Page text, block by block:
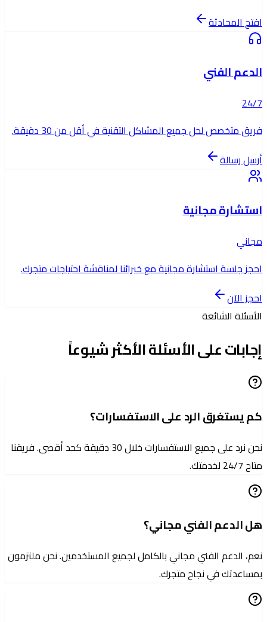
افتح المحادثة
الدعم الفني
24/7
فريق متخصص لحل جميع المشاكل التقنية في أقل من 30 دقيقة.
أرسل رسالة
استشارة مجانية
مجاني
احجز جلسة استشارة مجانية مع خبرائنا لمناقشة احتياجات متجرك.
احجز الآن
الأسئلة الشائعة
إجابات على الأسئلة الأكثر شيوعاً
كم يستغرق الرد على الاستفسارات؟
نحن نرد على جميع الاستفسارات خلال 30 دقيقة كحد أقصى. فريقنا
متاح 24/7 لخدمتك.
هل الدعم الفني مجاني؟
نعم، الدعم الفني مجاني بالكامل لجميع المستخدمين. نحن ملتزمون
بمساعدتك في نجاح متجرك.